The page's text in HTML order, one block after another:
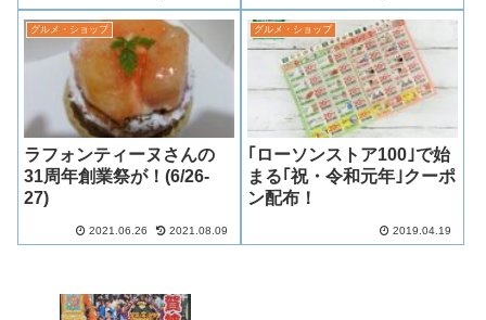
グルメ・ショップ
ラフォンティーヌさんの
31周年創業祭が！(6/26-
27)
2021.06.26 2021.08.09
グルメ・ショップ
｢ローソンストア100｣で始
まる｢祝・令和元年｣クーポ
ン配布！
2019.04.19